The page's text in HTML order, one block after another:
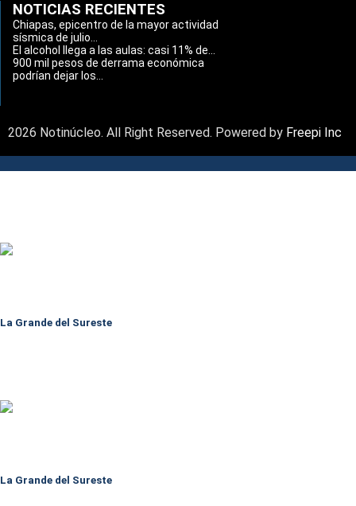
NOTICIAS RECIENTES
Chiapas, epicentro de la mayor actividad
sísmica de julio...
El alcohol llega a las aulas: casi 11% de...
900 mil pesos de derrama económica
podrían dejar los...
2026 Notinúcleo. All Right Reserved. Powered by Freepi Inc
La Grande del Sureste
La Grande del Sureste